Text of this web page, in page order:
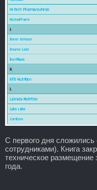
С первого дня
сотрудниками). Книга
техническое размещение
года.